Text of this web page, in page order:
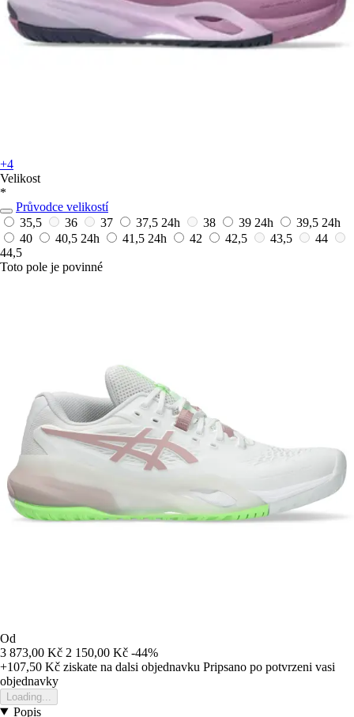
+4
Velikost
*
Průvodce velikostí
35,5
36 37 37,5 24h 38 39 24h 39,5 24h
40
40,5 24h 41,5 24h 42 42,5 43,5
44
44,5
Toto pole je povinné
Od
3 873,00 Kč 2 150,00 Kč -44%
+107,50 Kč ziskate na dalsi objednavku Pripsano po potvrzeni vasi
objednavky
Loading...
Popis